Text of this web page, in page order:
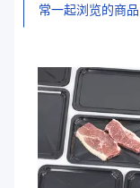
常一起浏览的商品